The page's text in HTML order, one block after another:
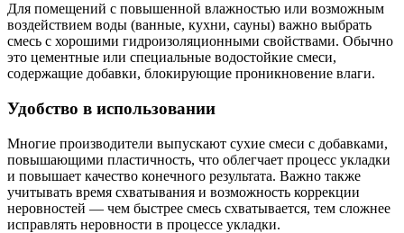
Для помещений с повышенной влажностью или возможным
воздействием воды (ванные, кухни, сауны) важно выбрать
смесь с хорошими гидроизоляционными свойствами. Обычно
это цементные или специальные водостойкие смеси,
содержащие добавки, блокирующие проникновение влаги.
Удобство в использовании
Многие производители выпускают сухие смеси с добавками,
повышающими пластичность, что облегчает процесс укладки
и повышает качество конечного результата. Важно также
учитывать время схватывания и возможность коррекции
неровностей — чем быстрее смесь схватывается, тем сложнее
исправлять неровности в процессе укладки.